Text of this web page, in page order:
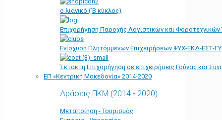
e-λιανικό (΄Β κύκλος)
Επιχορήγηση Παροχής Λογιστικών και
Ενίσχυση Πλητόμμενων Επιχειρήσεων ΨΥΧ-ΕΚΔ-ΕΣΤ-
Έκτακτη Επιχορήγηση σε επιχειρήσεις Γούνας και
ΕΠ «Kεντρική Μακεδονία» 2014-2020
Δράσεις ΠΚΜ (2014 - 2020)
Μεταποίηση - Τουρισμός